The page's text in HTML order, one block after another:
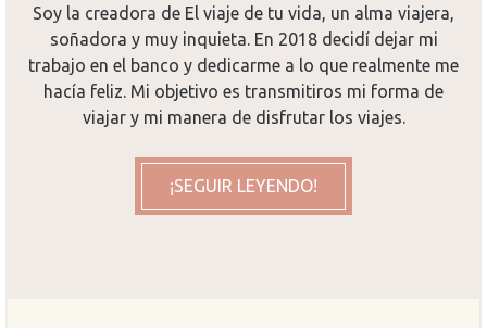
Soy la creadora de El viaje de tu vida, un alma viajera,
soñadora y muy inquieta. En 2018 decidí dejar mi
trabajo en el banco y dedicarme a lo que realmente me
hacía feliz. Mi objetivo es transmitiros mi forma de
viajar y mi manera de disfrutar los viajes.
¡SEGUIR LEYENDO!